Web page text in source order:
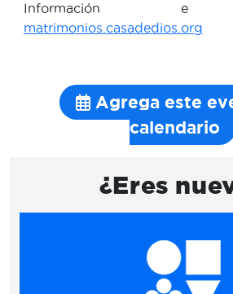
Información e
matrimonios.casadedios.org
Agrega este
calendario
¿Eres